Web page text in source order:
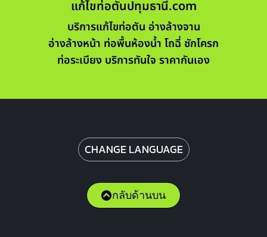
แก้ไขท่อตันปทุมธานี.com
บริการแก้ไขท่อตัน อ่างล้างจาน
อ่างล้างหน้า ท่อพื้นห้องน้ำ โถฉี่ ชักโครก
ท่อระเบียง บริการทันใจ ราคากันเอง
CHANGE LANGUAGE
กลับด้านบน